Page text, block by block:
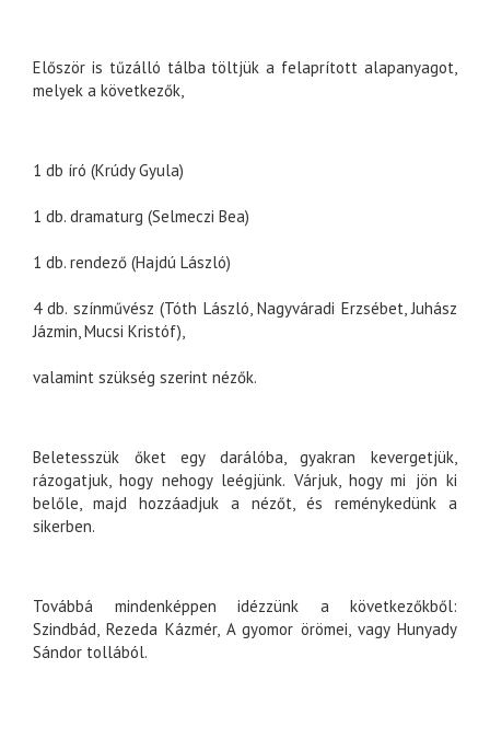
Először is tűzálló tálba töltjük a felaprított alapanyagot,
melyek a következők,
1 db író (Krúdy Gyula)
1 db. dramaturg (Selmeczi Bea)
1 db. rendező (Hajdú László)
4 db. színművész (Tóth László, Nagyváradi Erzsébet, Juhász
Jázmin, Mucsi Kristóf),
valamint szükség szerint nézők.
Beletesszük őket egy darálóba, gyakran kevergetjük,
rázogatjuk, hogy nehogy leégjünk. Várjuk, hogy mi jön ki
belőle, majd hozzáadjuk a nézőt, és reménykedünk a
sikerben.
Továbbá mindenképpen idézzünk a következőkből:
Szindbád, Rezeda Kázmér, A gyomor örömei, vagy Hunyady
Sándor tollából.